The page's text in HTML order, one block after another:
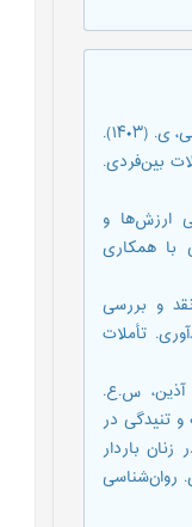
بروجردی، ح.، جواهری محمدی، ع.، و مدنی، ی. (۱۴۰۳).
بین‌فردی.
ملی ارزش‌ها و
با همکاری
و رضائیان، ح. (۱۴۰۱). نقد و بررسی
تأملات
آذین، س.‌ع.
و تنیدگی در
باردار
روان‌شناسی